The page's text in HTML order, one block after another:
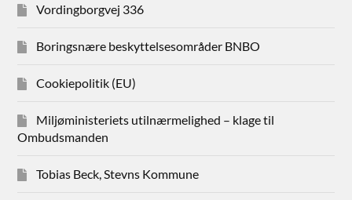
Vordingborgvej 336
Boringsnære beskyttelsesområder BNBO
Cookiepolitik (EU)
Miljøministeriets utilnærmelighed – klage til
Ombudsmanden
Tobias Beck, Stevns Kommune